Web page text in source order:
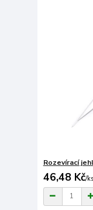
Rozevírací
46,48 Kč/ks